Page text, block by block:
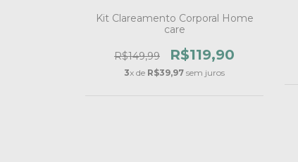
Kit Clareamento Corporal Home
care
R$149,99 R$119,90
3x de R$39,97 sem juros